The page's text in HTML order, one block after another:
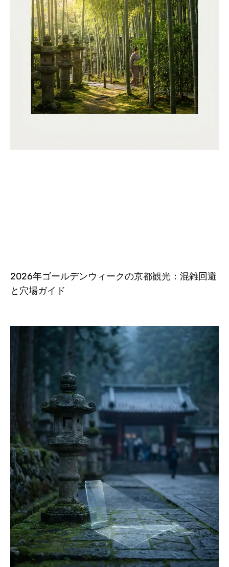
2026年ゴールデンウィークの京都観光：混雑回避
と穴場ガイド